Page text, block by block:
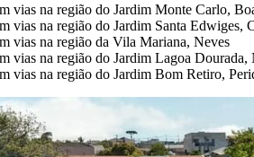
vias na região do Jardim Monte Carlo,
vias na região do Jardim Santa Edwiges,
vias na região da Vila Mariana, Neves
vias na região do Jardim Lagoa Dourada,
vias na região do Jardim Bom Retiro,